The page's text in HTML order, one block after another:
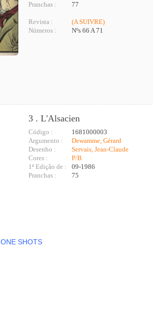
Pranchas :
77
Revista :
(A SUIVRE)
Números :
Nºs 66 A 71
3 . L'Alsacien
Código :
1681000003
Argumento :
Dewamme, Gérard
Desenho :
Servais, Jean-Claude
Cores :
P/B
1ª Edição de :
09-1986
Pranchas :
75
SHOTS